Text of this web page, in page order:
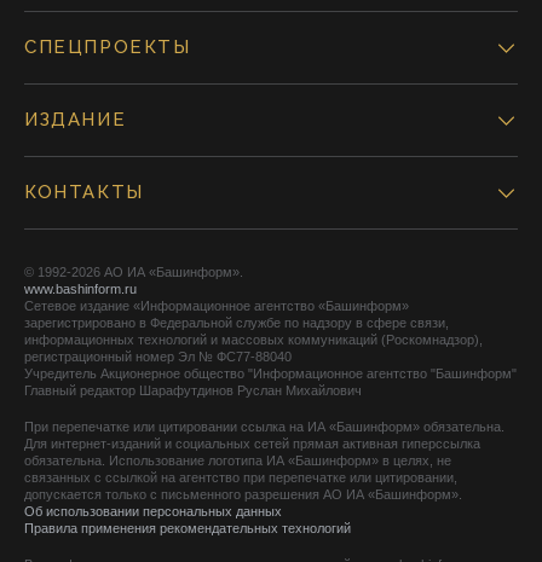
СПЕЦПРОЕКТЫ
ИЗДАНИЕ
КОНТАКТЫ
© 1992-2026 АО ИА «Башинформ».
www.bashinform.ru
Сетевое издание «Информационное агентство «Башинформ»
зарегистрировано в Федеральной службе по надзору в сфере связи,
информационных технологий и массовых коммуникаций (Роскомнадзор),
регистрационный номер Эл № ФС77-88040
Учредитель Акционерное общество "Информационное агентство "Башинформ"
Главный редактор Шарафутдинов Руслан Михайлович
При перепечатке или цитировании ссылка на ИА «Башинформ» обязательна.
Для интернет-изданий и социальных сетей прямая активная гиперссылка
обязательна. Использование логотипа ИА «Башинформ» в целях, не
связанных с ссылкой на агентство при перепечатке или цитировании,
допускается только с письменного разрешения АО ИА «Башинформ».
Об использовании персональных данных
Правила применения рекомендательных технологий